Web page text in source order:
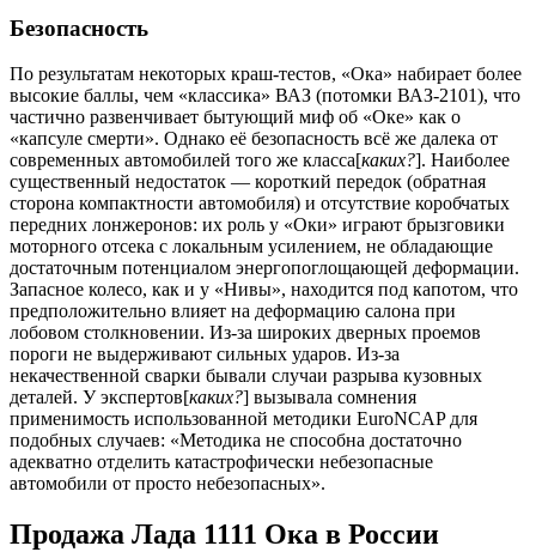
Безопасность
По результатам некоторых краш-тестов, «Ока» набирает более
высокие баллы, чем «классика» ВАЗ (потомки ВАЗ-2101), что
частично развенчивает бытующий миф об «Оке» как о
«капсуле смерти». Однако её безопасность всё же далека от
современных автомобилей того же класса[каких?]. Наиболее
существенный недостаток — короткий передок (обратная
сторона компактности автомобиля) и отсутствие коробчатых
передних лонжеронов: их роль у «Оки» играют брызговики
моторного отсека с локальным усилением, не обладающие
достаточным потенциалом энергопоглощающей деформации.
Запасное колесо, как и у «Нивы», находится под капотом, что
предположительно влияет на деформацию салона при
лобовом столкновении. Из-за широких дверных проемов
пороги не выдерживают сильных ударов. Из-за
некачественной сварки бывали случаи разрыва кузовных
деталей. У экспертов[каких?] вызывала сомнения
применимость использованной методики EuroNCAP для
подобных случаев: «Методика не способна достаточно
адекватно отделить катастрофически небезопасные
автомобили от просто небезопасных».
Продажа Лада 1111 Ока в России